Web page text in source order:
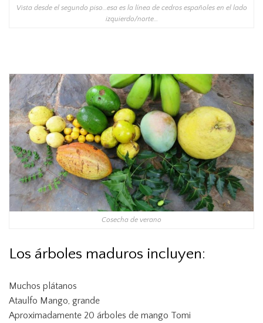
Vista desde el segundo piso…esa es la línea de cedros españoles en el lado
izquierdo/norte…
Cosecha de verano
Los árboles maduros incluyen:
Muchos plátanos
Ataulfo Mango, grande
Aproximadamente 20 árboles de mango Tomi